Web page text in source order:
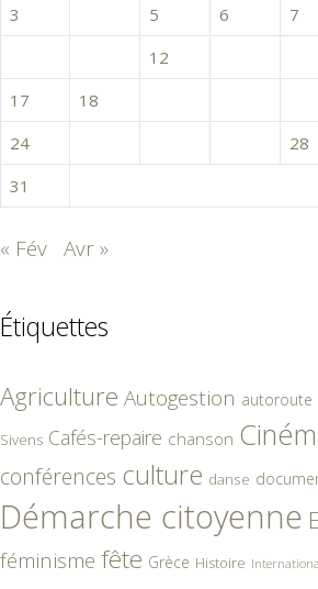
3
5 6 7
12
17
18
24
28
31
« Fév Avr »
Étiquettes
Agriculture Autogestion autoroute
Sivens Cafés-repaire chanson
conférences culture danse
Démarche citoyenne
féminisme fête Grèce Histoire